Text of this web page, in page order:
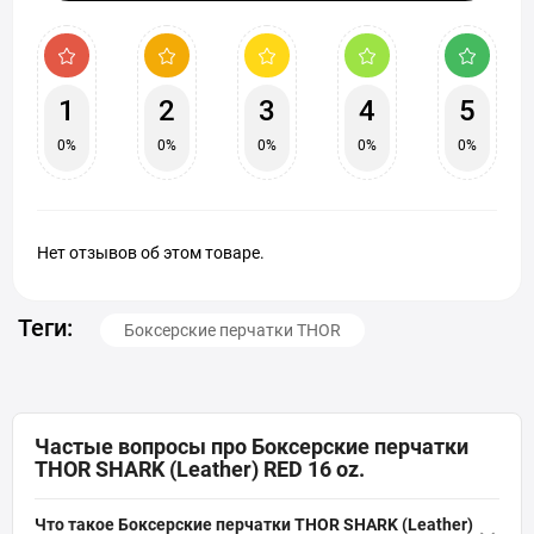
1
0%
2
0%
3
0%
4
0%
5
0%
Нет отзывов об этом товаре.
Теги: Боксерские перчатки THOR
Частые вопросы про Боксерские перчатки
THOR SHARK (Leather) RED 16 oz.
Что такое Боксерские перчатки THOR SHARK (Leather)